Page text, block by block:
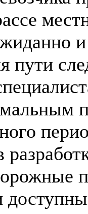
пути